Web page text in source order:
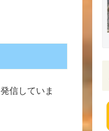
発信 していま